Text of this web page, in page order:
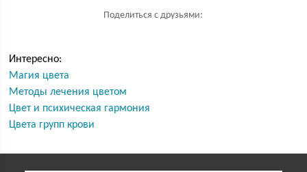
Поделиться с друзьями:
Интересно:
Магия цвета
Методы лечения цветом
Цвет и психическая гармония
Цвета групп крови